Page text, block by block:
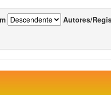
Autores/